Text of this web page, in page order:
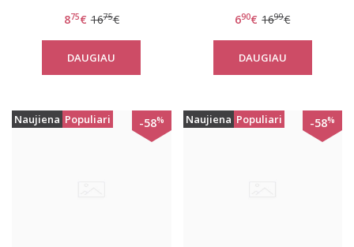
Cotton Lace Hipster C3P
875€ 1675€
DAUGIAU
Basic H Gift Box Maxi
C3P
690€ 1699€
DAUGIAU
Naujiena Populiari -58% Naujiena Populiari -58%